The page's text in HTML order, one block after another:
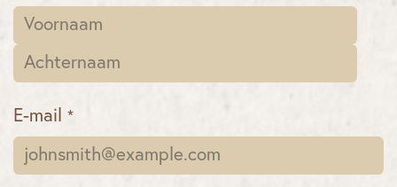
E-mail *